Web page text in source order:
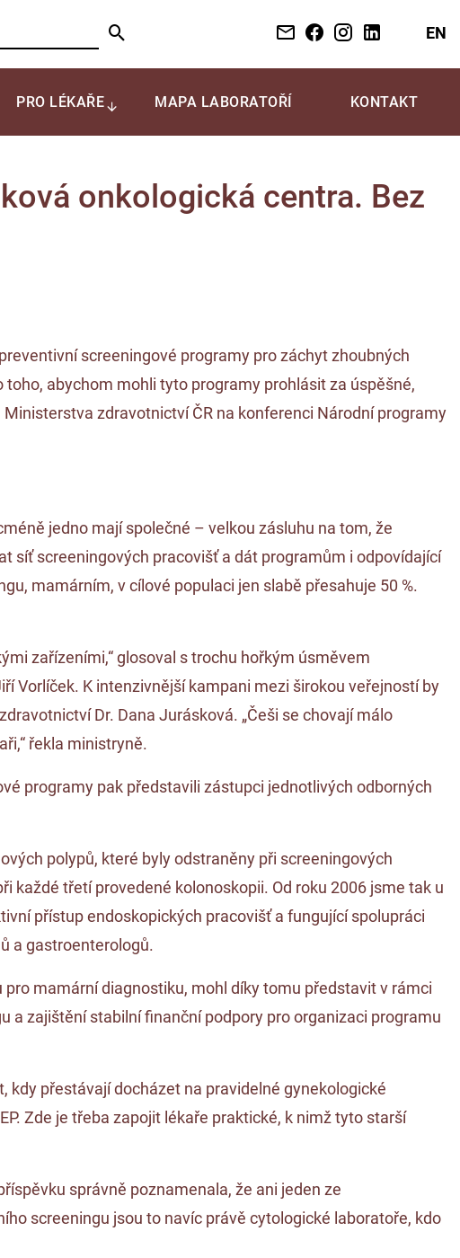
EN
PRO LÉKAŘE MAPA LABORATOŘÍ KONTAKT
onkologická centra. Bez
screeningové programy pro záchyt zhoubných
abychom mohli tyto programy prohlásit za úspěšné,
zdravotnictví ČR na konferenci Národní programy
jedno mají společné – velkou zásluhu na tom, že
síť screeningových pracovišť a dát programům i odpovídající
mamárním, v cílové populaci jen slabě přesahuje 50 %.
zařízeními,“ glosoval s trochu hořkým úsměvem
Vorlíček. K intenzivnější kampani mezi širokou veřejností by
Dr. Dana Jurásková. „Češi se chovají málo
řekla ministryně.
programy pak představili zástupci jednotlivých odborných
polypů, které byly odstraněny při screeningových
každé třetí provedené kolonoskopii. Od roku 2006 jsme tak u
přístup endoskopických pracovišť a fungující spolupráci
a gastroenterologů.
mamární diagnostiku, mohl díky tomu představit v rámci
a zajištění stabilní finanční podpory pro organizaci programu
kdy přestávají docházet na pravidelné gynekologické
Zde je třeba zapojit lékaře praktické, k nimž tyto starší
správně poznamenala, že ani jeden ze
screeningu jsou to navíc právě cytologické laboratoře, kdo